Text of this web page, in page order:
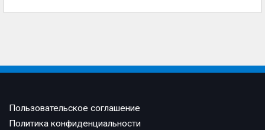
Пользовательское соглашение
Политика конфиденциальности